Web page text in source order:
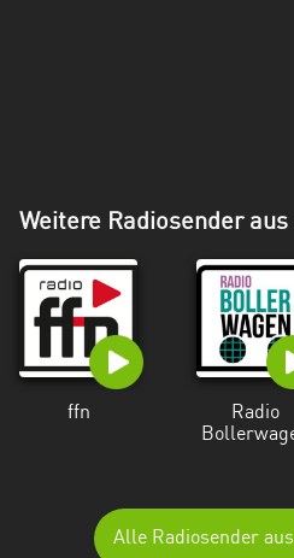
Weitere Radiosender
ffn
Radio
Alle Radiosender